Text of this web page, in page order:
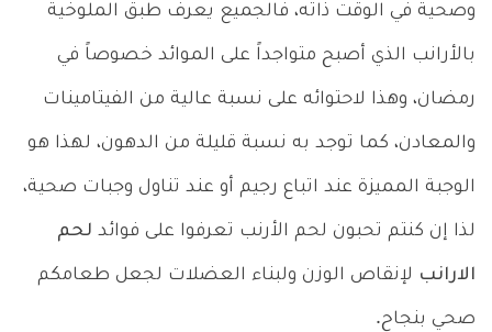
وصحية في الوقت ذاته، فالجميع يعرف طبق الملوخية
بالأرانب الذي أصبح متواجداً على الموائد خصوصاً في
رمضان، وهذا لاحتوائه على نسبة عالية من الفيتامينات
والمعادن، كما توجد به نسبة قليلة من الدهون، لهذا هو
الوجبة المميزة عند اتباع رجيم أو عند تناول وجبات صحية،
لذا إن كنتم تحبون لحم الأرنب تعرفوا على فوائد لحم
الارانب لإنقاص الوزن ولبناء العضلات لجعل طعامكم
صحي بنجاح.